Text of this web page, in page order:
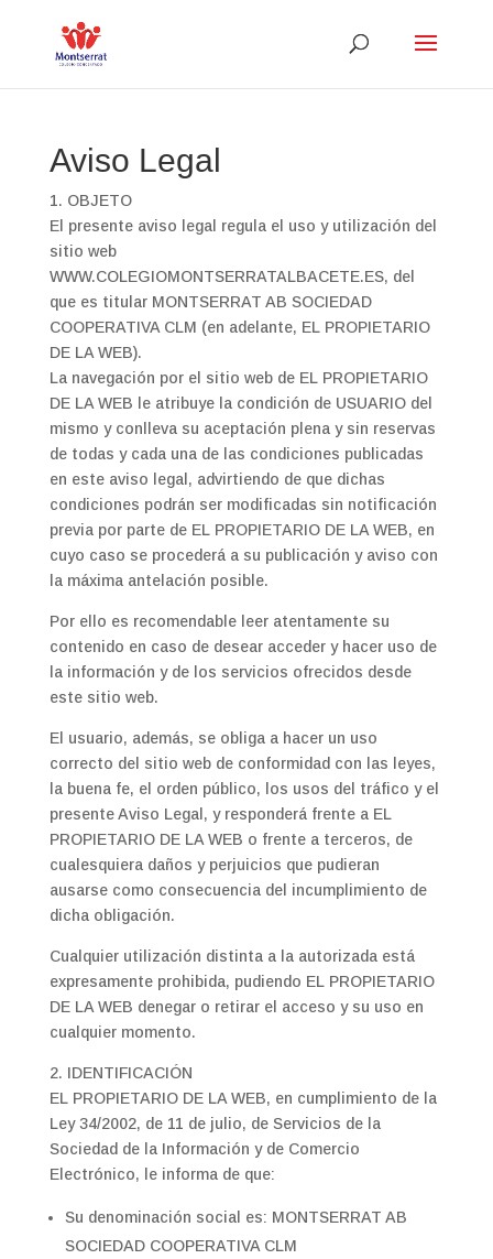
Aviso Legal
1. OBJETO
El presente aviso legal regula el uso y utilización del
sitio web
WWW.COLEGIOMONTSERRATALBACETE.ES, del
que es titular MONTSERRAT AB SOCIEDAD
COOPERATIVA CLM (en adelante, EL PROPIETARIO
DE LA WEB).
La navegación por el sitio web de EL PROPIETARIO
DE LA WEB le atribuye la condición de USUARIO del
mismo y conlleva su aceptación plena y sin reservas
de todas y cada una de las condiciones publicadas
en este aviso legal, advirtiendo de que dichas
condiciones podrán ser modificadas sin notificación
previa por parte de EL PROPIETARIO DE LA WEB, en
cuyo caso se procederá a su publicación y aviso con
la máxima antelación posible.
Por ello es recomendable leer atentamente su
contenido en caso de desear acceder y hacer uso de
la información y de los servicios ofrecidos desde
este sitio web.
El usuario, además, se obliga a hacer un uso
correcto del sitio web de conformidad con las leyes,
la buena fe, el orden público, los usos del tráfico y el
presente Aviso Legal, y responderá frente a EL
PROPIETARIO DE LA WEB o frente a terceros, de
cualesquiera daños y perjuicios que pudieran
ausarse como consecuencia del incumplimiento de
dicha obligación.
Cualquier utilización distinta a la autorizada está
expresamente prohibida, pudiendo EL PROPIETARIO
DE LA WEB denegar o retirar el acceso y su uso en
cualquier momento.
2. IDENTIFICACIÓN
EL PROPIETARIO DE LA WEB, en cumplimiento de la
Ley 34/2002, de 11 de julio, de Servicios de la
Sociedad de la Información y de Comercio
Electrónico, le informa de que:
Su denominación social es: MONTSERRAT AB
SOCIEDAD COOPERATIVA CLM